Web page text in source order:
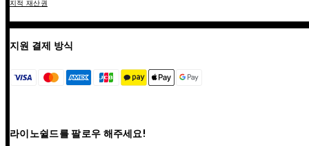
지적 재산권
지원 결제 방식
라이노쉴드를 팔로우 해주세요!